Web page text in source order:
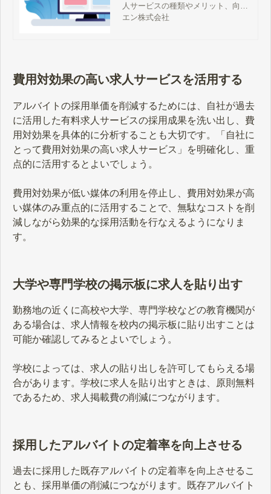
人サービスの種類やメリット、向い
ている企業の特徴、成果を出すコツ
エン株式会社
費用対効果の高い求人サービスを活用する
アルバイトの採用単価を削減するためには、自社が過去
に活用した有料求人サービスの採用成果を洗い出し、費
用対効果を具体的に分析することも大切です。「自社に
とって費用対効果の高い求人サービス」を明確化し、重
点的に活用するとよいでしょう。
費用対効果が低い媒体の利用を停止し、費用対効果が高
い媒体のみ重点的に活用することで、無駄なコストを削
減しながら効果的な採用活動を行なえるようになりま
す。
大学や専門学校の掲示板に求人を貼り出す
勤務地の近くに高校や大学、専門学校などの教育機関が
ある場合は、求人情報を校内の掲示板に貼り出すことは
可能か確認してみるとよいでしょう。
学校によっては、求人の貼り出しを許可してもらえる場
合があります。学校に求人を貼り出すときは、原則無料
であるため、求人掲載費の削減につながります。
採用したアルバイトの定着率を向上させる
過去に採用した既存アルバイトの定着率を向上させるこ
とも、採用単価の削減につながります。既存アルバイト